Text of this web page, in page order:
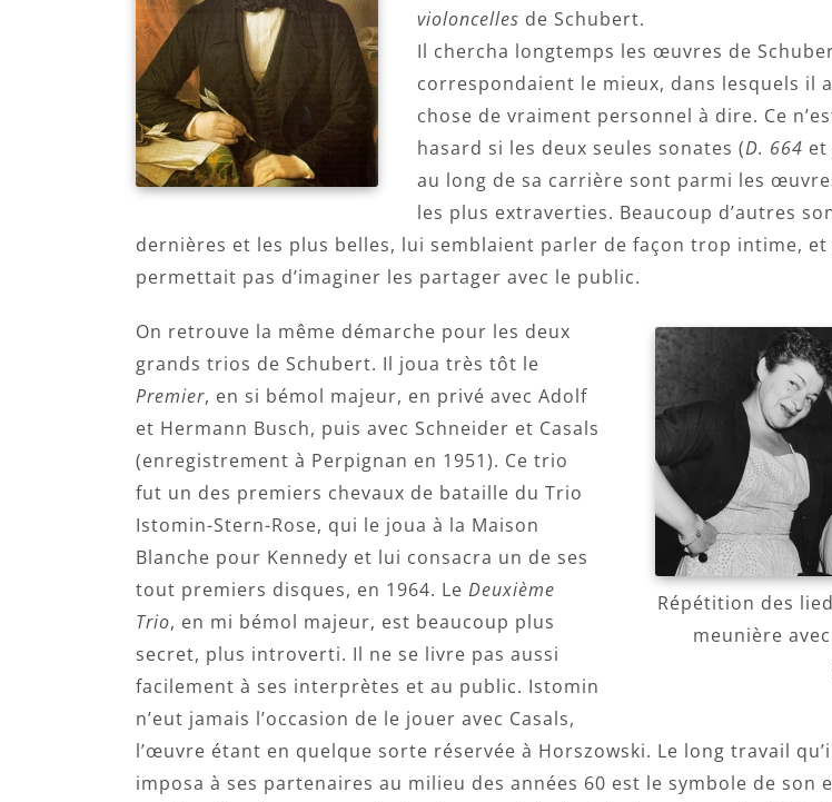
violoncelles de Schubert.
Il chercha longtemps les œuvres de
correspondaient le mieux, dans lesquels il
chose de vraiment personnel à dire. Ce
hasard si les deux seules sonates (D. 664 et
au long de sa carrière sont parmi les
les plus extraverties. Beaucoup d’autres
dernières et les plus belles, lui semblaient parler de façon trop intime,
permettait pas d’imaginer les partager avec le public.
Répétition des
meunière
On retrouve la même démarche pour les deux
grands trios de Schubert. Il joua très tôt le
Premier, en si bémol majeur, en privé avec Adolf
et Hermann Busch, puis avec Schneider et Casals
(enregistrement à Perpignan en 1951). Ce trio
fut un des premiers chevaux de bataille du Trio
Istomin-Stern-Rose, qui le joua à la Maison
Blanche pour Kennedy et lui consacra un de ses
tout premiers disques, en 1964. Le Deuxième
Trio, en mi bémol majeur, est beaucoup plus
secret, plus introverti. Il ne se livre pas aussi
facilement à ses interprètes et au public. Istomin
n’eut jamais l’occasion de le jouer avec Casals,
l’œuvre étant en quelque sorte réservée à Horszowski. Le long travail
imposa à ses partenaires au milieu des années 60 est le symbole de son